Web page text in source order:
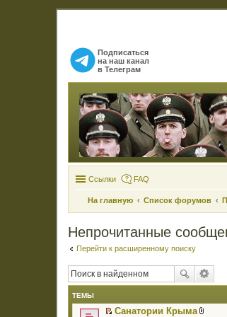
Подписаться
на наш канал
в Телеграм
Ссылки FAQ
На главную Список форумов
Непрочитанные
Перейти к расширенному поиску
ТЕМЫ
Санатории Крыма